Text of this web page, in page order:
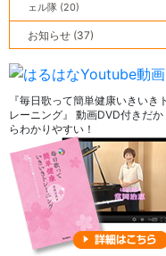
ェル隊 (20)
お知らせ (37)
『毎日歌って簡単健康いきいきト
レーニング』 動画DVD付きだか
らわかりやすい！